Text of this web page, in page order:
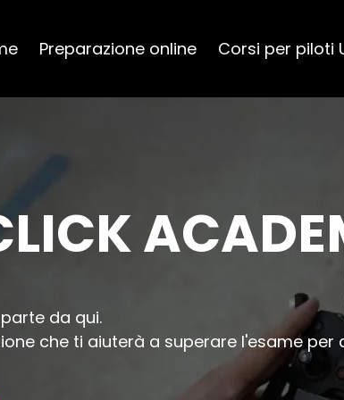
Preparazione online Corsi per piloti
da qui.
che ti aiuterà a superare l'esame per